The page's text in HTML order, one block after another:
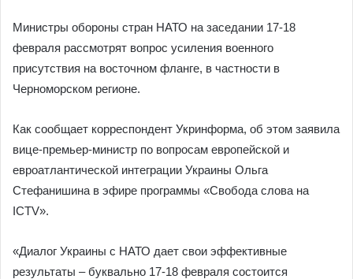
Министры обороны стран НАТО на заседании 17-18
февраля рассмотрят вопрос усиления военного
присутствия на восточном фланге, в частности в
Черноморском регионе.
Как сообщает корреспондент Укринформа, об этом заявила
вице-премьер-министр по вопросам европейской и
евроатлантической интеграции Украины Ольга
Стефанишина в эфире программы «Свобода слова на
ICTV».
«Диалог Украины с НАТО дает свои эффективные
результаты – буквально 17-18 февраля состоится